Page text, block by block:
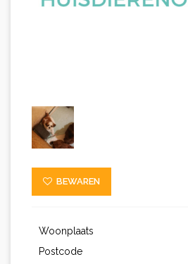
BEWAREN
Woonplaats
Postcode